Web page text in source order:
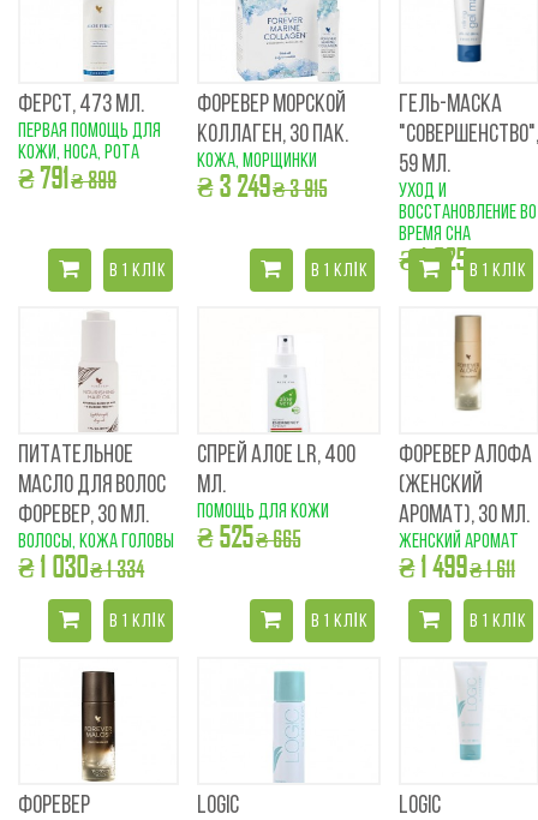
ФЕРСТ, 473 МЛ.
первая помощь для
кожи, носа, рота
₴ 791 ₴ 899
В 1 КЛІК
ФОРЕВЕР МОРСКОЙ
КОЛЛАГЕН, 30 ПАК.
кожа, морщинки
₴ 3 249₴ 3 915
В 1 КЛІК
ГЕЛЬ-МАСКА
"СОВЕРШЕНСТВО",
59 МЛ.
уход и
восстановление во
время сна
₴ 1 025₴ 1 127
В 1 КЛІК
ПИТАТЕЛЬНОЕ
МАСЛО ДЛЯ ВОЛОС
ФОРЕВЕР, 30 МЛ.
волосы, кожа головы
₴ 1 030₴ 1 334
В 1 КЛІК
СПРЕЙ АЛОЕ LR, 400
МЛ.
помощь для кожи
₴ 525₴ 665
В 1 КЛІК
ФОРЕВЕР АЛОФА
(ЖЕНСКИЙ
АРОМАТ), 30 МЛ.
женский аромат
₴ 1 499₴ 1 611
В 1 КЛІК
ФОРЕВЕР
LOGIC
LOGIC